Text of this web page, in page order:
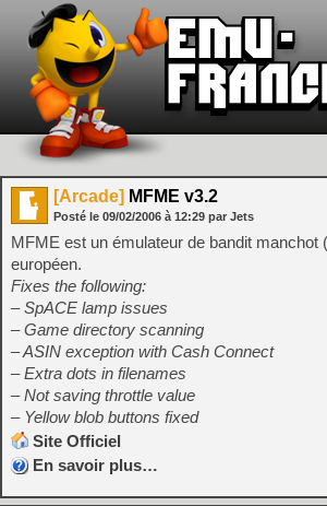
[Arcade] MFME v3.2
Posté le 09/02/2006 à 12:29 par Jets
MFME est un émulateur de bandit manchot
européen.
Fixes the following:
– SpACE lamp issues
– Game directory scanning
– ASIN exception with Cash Connect
– Extra dots in filenames
– Not saving throttle value
– Yellow blob buttons fixed
Site Officiel
En savoir plus…